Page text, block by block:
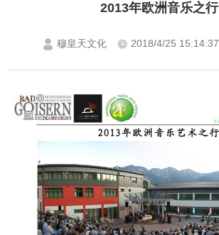
2013年欧洲音乐之行
穆皇天文化 2018/4/25 15:14:37